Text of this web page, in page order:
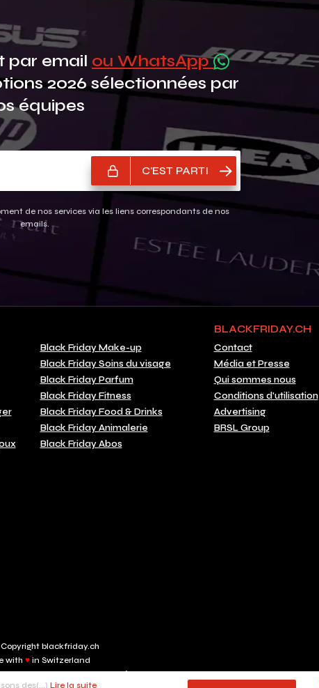
par email ou WhatsApp
2026 sélectionnées par
équipes
Votre adresse mail
C'EST PARTI
de nos services via les liens correspondants de nos
emails.
Black Friday Make-up
Black Friday Soins du visage
Black Friday Parfum
Black Friday Fitness
Black Friday Food & Drinks
Black Friday Animalerie
Black Friday Abos
BLACKFRIDAY.CH
Contact
Média et Presse
Qui sommes nous
Conditions d'utilisation
Advertising
BRSL Group
blackfriday.ch
with ♥in Switzerland
de Carouge, 24 - 1205 Genève
des(...) Lire la suite